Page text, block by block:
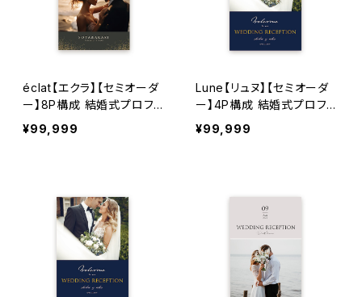
éclat【エクラ】【セミオーダ
ー】8P構成 結婚式プロフィ
ールブック
¥99,999
Lune【リュヌ】【セミオーダ
ー】4P構成 結婚式プロフィ
ールブック
¥99,999